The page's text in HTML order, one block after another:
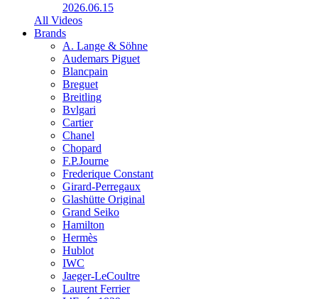
2026.06.15
All Videos
Brands
A. Lange & Söhne
Audemars Piguet
Blancpain
Breguet
Breitling
Bvlgari
Cartier
Chanel
Chopard
F.P.Journe
Frederique Constant
Girard-Perregaux
Glashütte Original
Grand Seiko
Hamilton
Hermès
Hublot
IWC
Jaeger-LeCoultre
Laurent Ferrier